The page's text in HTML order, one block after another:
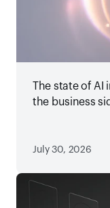
The state of AI
the business
July 30, 2026